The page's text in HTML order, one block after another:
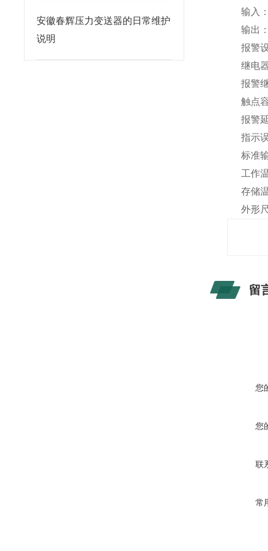
安徽春辉压力变送器的日常维护
说明
输入：
输出：4
报警设
继电器
报警继
触点容
报警延
指示误
标准输
工作温
存储温
外形尺
留
您
您
联
常